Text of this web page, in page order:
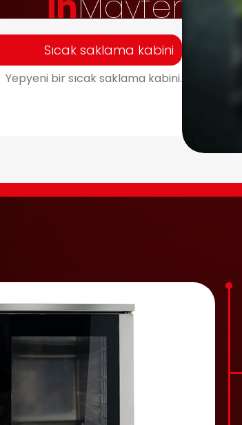
Sıcak saklama kabini
Yepyeni bir sıcak saklama kabini.